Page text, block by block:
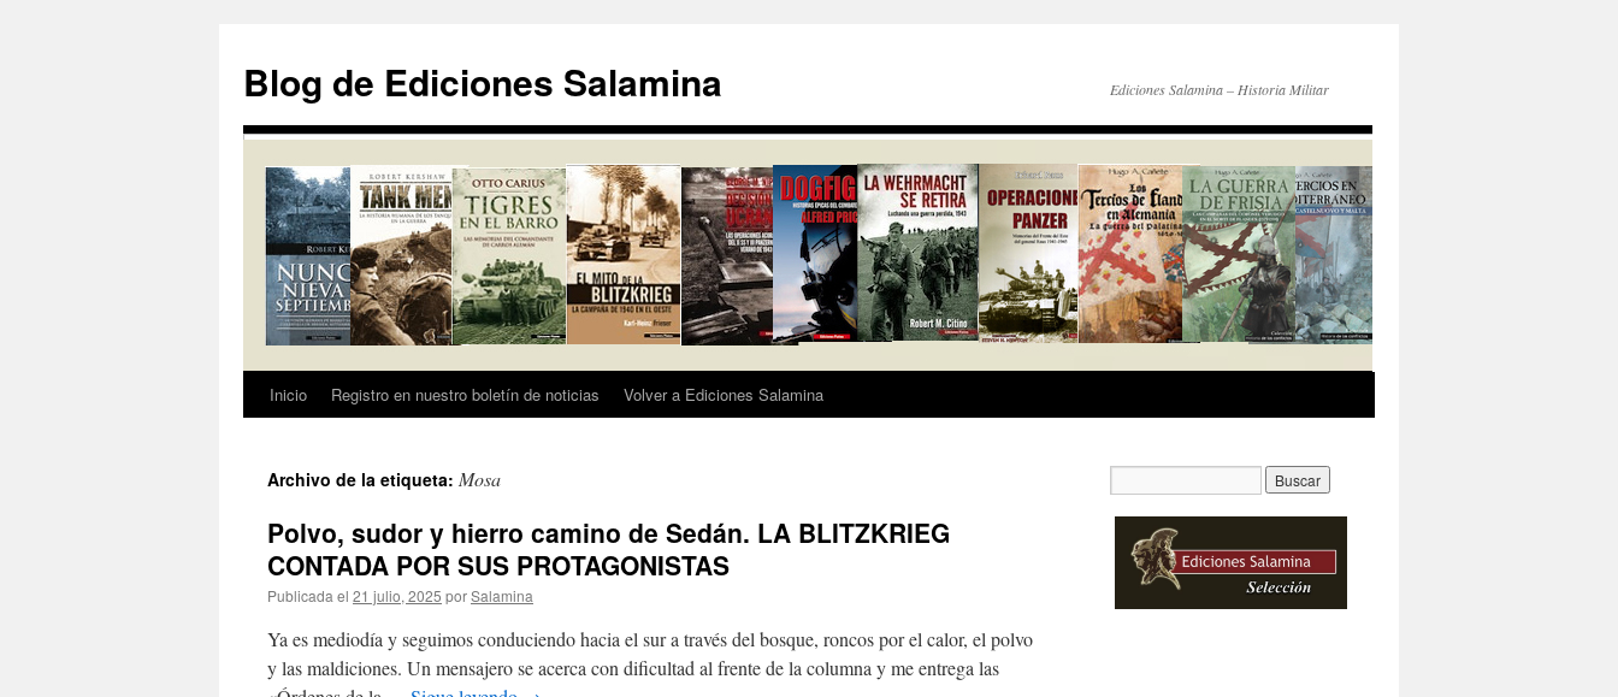
contenido
Blog de Ediciones Salamina Ediciones Salamina – Historia Militar
Inicio Registro en nuestro boletín de noticias Volver a Ediciones Salamina
Archivo de la etiqueta: Mosa
Polvo, sudor y hierro camino de Sedán. LA BLITZKRIEG
CONTADA POR SUS PROTAGONISTAS
Publicada el 21 julio, 2025 porSalamina
Ya es mediodía y seguimos conduciendo hacia el sur a través del bosque, roncos por el calor, el polvo
y las maldiciones. Un mensajero se acerca con dificultad al frente de la columna y me entrega las